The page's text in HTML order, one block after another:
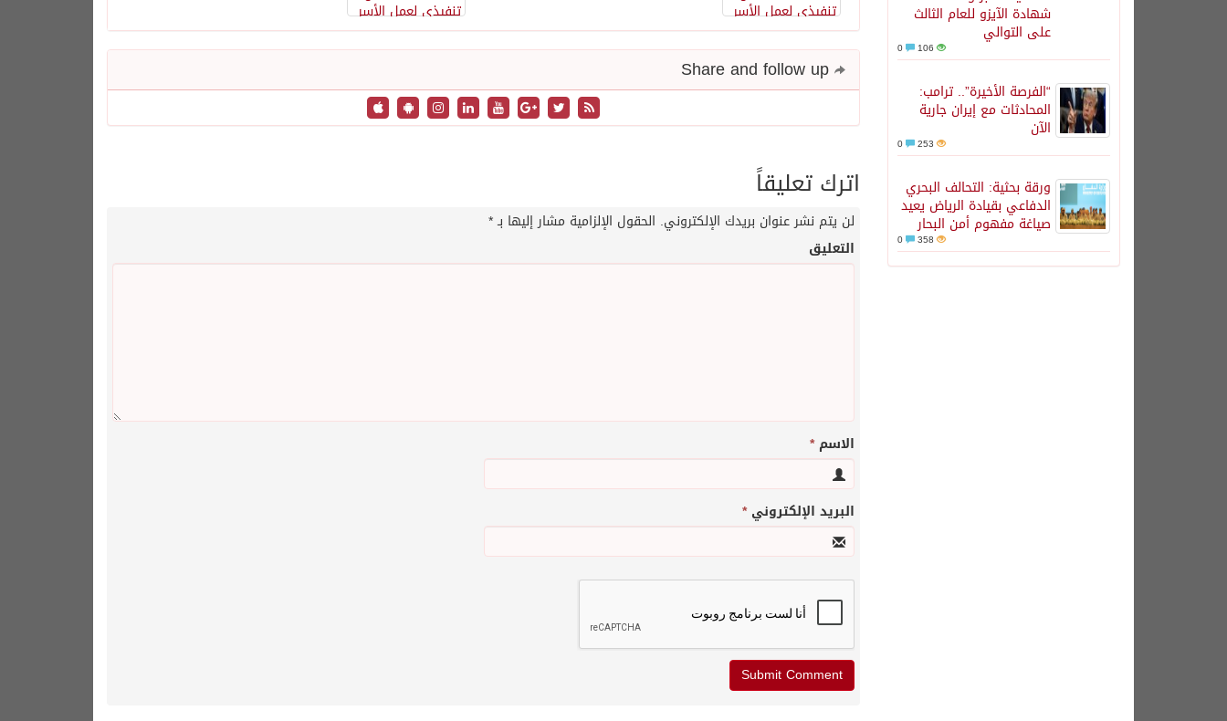
شهادة الآيزو للعام الثالث
على التوالي
106
“الفرصة الأخيرة”.. ترامب:
المحادثات مع إيران جارية
الآن
253
ورقة بحثية: التحالف البحري
الدفاعي بقيادة الرياض يعيد
صياغة مفهوم أمن البحار
358
اترك تعليقاً
لن يتم نشر عنوان بريدك الإلكتروني. الحقول الإلزامية مشار إليها بـ*
التعليق
الاسم*
البريد الإلكتروني*